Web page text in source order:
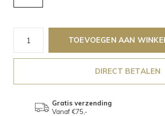
TOEVOEGEN AAN
DIRECT BETALEN
Gratis verzending
Vanaf €75,-